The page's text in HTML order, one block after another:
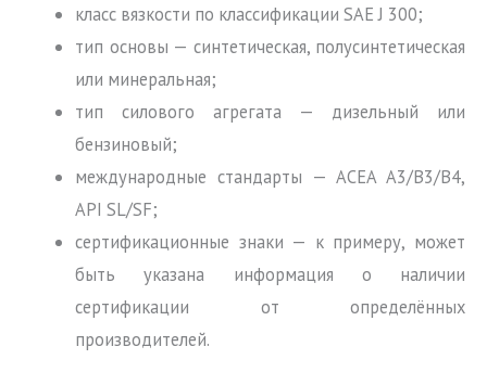
класс вязкости по классификации SAE J 300;
тип основы — синтетическая, полусинтетическая
или минеральная;
тип силового агрегата — дизельный или
бензиновый;
международные стандарты — ACEA A3/B3/B4,
API SL/SF;
сертификационные знаки — к примеру, может
быть указана информация о наличии
сертификации от определённых
производителей.